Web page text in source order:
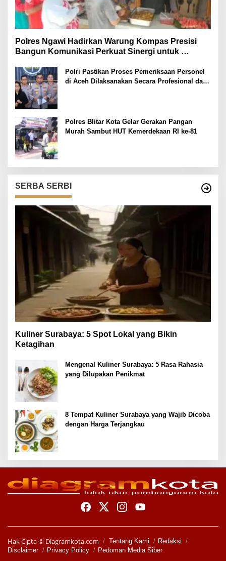
Polres Ngawi Hadirkan Warung Kompas Presisi
Bangun Komunikasi Perkuat Sinergi untuk
Polri Pastikan Proses Pemeriksaan Personel
di Aceh Dilaksanakan Secara Profesional dan
Polres Blitar Kota Gelar Gerakan Pangan
Murah Sambut HUT Kemerdekaan RI ke-81
SERBA SERBI
Kuliner Surabaya: 5 Spot Lokal yang Bikin
Ketagihan
Mengenal Kuliner Surabaya: 5 Rasa Rahasia
yang Dilupakan Penikmat
8 Tempat Kuliner Surabaya yang Wajib Dicoba
dengan Harga Terjangkau
Hak Cipta © Diagramkota.com Tentang Kami
Redaksi
Disclaimer
Privacy Policy Pedoman Media Siber